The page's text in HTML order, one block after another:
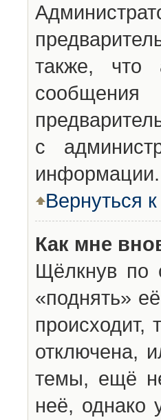
также, что
с
информации.
Вернуться
Как мне
Щёлкнув по
«поднять»
происходит,
отключена,
темы, ещё
неё, однако